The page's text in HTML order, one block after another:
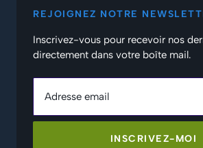
REJOIGNEZ NOTRE
Inscrivez-vous pour recevoir nos
directement dans votre boîte mail.
Adresse email
INSCRIVEZ-MOI